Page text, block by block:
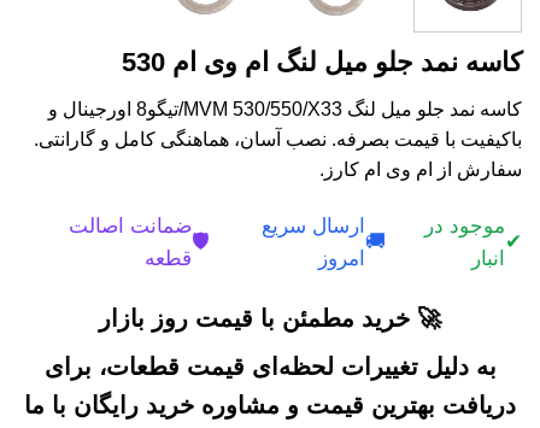
کاسه نمد جلو میل لنگ ام وی ام 530
کاسه نمد جلو میل لنگ MVM 530/550/X33/تیگو8 اورجینال و
باکیفیت با قیمت بصرفه. نصب آسان، هماهنگی کامل و گارانتی.
سفارش از ام وی ام کارز.
✔
موجود در
انبار
🚚
ارسال سریع
امروز
🛡️
ضمانت اصالت
قطعه
🚀 خرید مطمئن با قیمت روز بازار
به دلیل تغییرات لحظه‌ای قیمت قطعات، برای
دریافت بهترین قیمت و مشاوره خرید رایگان با ما